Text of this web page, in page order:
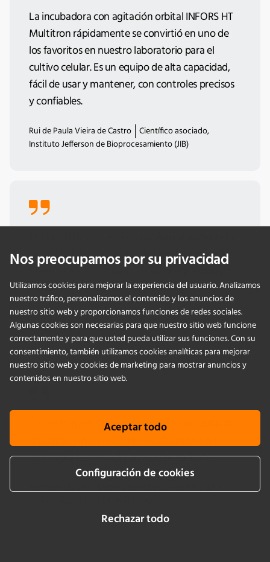
La incubadora con agitación orbital INFORS HT
Multitron rápidamente se convirtió en uno de
los favoritos en nuestro laboratorio para el
cultivo celular. Es un equipo de alta capacidad,
fácil de usar y mantener, con controles precisos
y confiables.
Rui de Paula Vieira de Castro Científico asociado,
Instituto Jefferson de Bioprocesamiento (JIB)
capacidad de producción de nuestro pequeño
laboratorio. He confiado en estos agitadores
durante años y no podría estar más feliz.
Nicole Lapuyade-Baker Investigadora asociada sénior de
CytomX Therapeutics
La mejor incubadora del mercado para cultivar
atmósfera húmeda de dióxido de carbono
Nos preocupamos por su privacidad
Utilizamos cookies para mejorar la experiencia del usuario. Analizamos
nuestro tráfico, personalizamos el contenido y los anuncios de
nuestro sitio web y proporcionamos funciones de redes sociales.
Algunas cookies son necesarias para que nuestro sitio web funcione
correctamente y para que usted pueda utilizar sus funciones. Con su
consentimiento, también utilizamos cookies analíticas para mejorar
nuestro sitio web y cookies de marketing para mostrar anuncios y
contenidos en nuestro sitio web.
Aceptar todo
Configuración de cookies
Rechazar todo